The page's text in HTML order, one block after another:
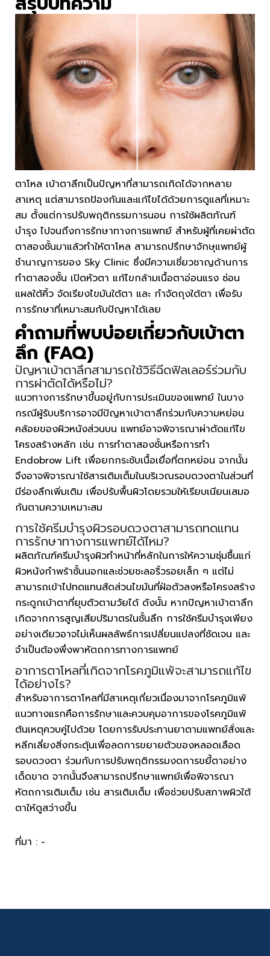
ตาโหล เบ้าตาลึกเป็นปัญหาที่สามารถเกิดได้จากหลาย
สาเหตุ แต่สามารถป้องกันและแก้ไขได้ด้วยการดูแลที่เหมาะ
สม ตั้งแต่การปรับพฤติกรรมการนอน การใช้ผลิตภัณฑ์
บำรุง ไปจนถึงการรักษาทางการแพทย์ สำหรับผู้ที่เคยผ่าตัด
ตาสองชั้นมาแล้วทำให้ตาโหล สามารถปรึกษาจักษุแพทย์ผู้
ชำนาญการของ Sky Clinic ซึ่งมีความเชี่ยวชาญด้านการ
ทำตาสองชั้น เปิดหัวตา แก้ไขกล้ามเนื้อตาอ่อนแรง ซ่อน
แผลใต้คิ้ว จัดเรียงไขมันใต้ตา และ กำจัดถุงใต้ตา เพื่อรับ
การรักษาที่เหมาะสมกับปัญหาได้เลย
คำถามที่พบบ่อยเกี่ยวกับเบ้าตา
ลึก (FAQ)
ปัญหาเบ้าตาลึกสามารถใช้วิธีฉีดฟิลเลอร์ร่วมกับ
การผ่าตัดได้หรือไม่?
แนวทางการรักษาขึ้นอยู่กับการประเมินของแพทย์ ในบาง
กรณีผู้รับบริการอาจมีปัญหาเบ้าตาลึกร่วมกับความหย่อน
คล้อยของผิวหนังส่วนบน แพทย์อาจพิจารณาผ่าตัดแก้ไข
โครงสร้างหลัก เช่น การทำตาสองชั้นหรือการทำ
Endobrow Lift เพื่อยกกระชับเนื้อเยื่อที่ตกหย่อน จากนั้น
จึงอาจพิจารณาใช้สารเติมเต็มในบริเวณรอบดวงตาในส่วนที่
มีร่องลึกเพิ่มเติม เพื่อปรับพื้นผิวโดยรวมให้เรียบเนียนเสมอ
กันตามความเหมาะสม
การใช้ครีมบำรุงผิวรอบดวงตาสามารถทดแทน
การรักษาทางการแพทย์ได้ไหม?
ผลิตภัณฑ์ครีมบำรุงผิวทำหน้าที่หลักในการให้ความชุ่มชื้นแก่
ผิวหนังกำพร้าชั้นนอกและช่วยชะลอริ้วรอยเล็ก ๆ แต่ไม่
สามารถเข้าไปทดแทนสัดส่วนไขมันที่ฝ่อตัวลงหรือโครงสร้าง
กระดูกเบ้าตาที่ยุบตัวตามวัยได้ ดังนั้น หากปัญหาเบ้าตาลึก
เกิดจากการสูญเสียปริมาตรในชั้นลึก การใช้ครีมบำรุงเพียง
อย่างเดียวอาจไม่เห็นผลลัพธ์การเปลี่ยนแปลงที่ชัดเจน และ
จำเป็นต้องพึ่งพาหัตถการทางการแพทย์
อาการตาโหลที่เกิดจากโรคภูมิแพ้จะสามารถแก้ไข
ได้อย่างไร?
สำหรับอาการตาโหลที่มีสาเหตุเกี่ยวเนื่องมาจากโรคภูมิแพ้
แนวทางแรกคือการรักษาและควบคุมอาการของโรคภูมิแพ้
ต้นเหตุควบคู่ไปด้วย โดยการรับประทานยาตามแพทย์สั่งและ
หลีกเลี่ยงสิ่งกระตุ้นเพื่อลดการขยายตัวของหลอดเลือด
รอบดวงตา ร่วมกับการปรับพฤติกรรมงดการขยี้ตาอย่าง
เด็ดขาด จากนั้นจึงสามารถปรึกษาแพทย์เพื่อพิจารณา
หัตถการเติมเต็ม เช่น สารเติมเต็ม เพื่อช่วยปรับสภาพผิวใต้
ตาให้ดูสว่างขึ้น
ที่มา : -